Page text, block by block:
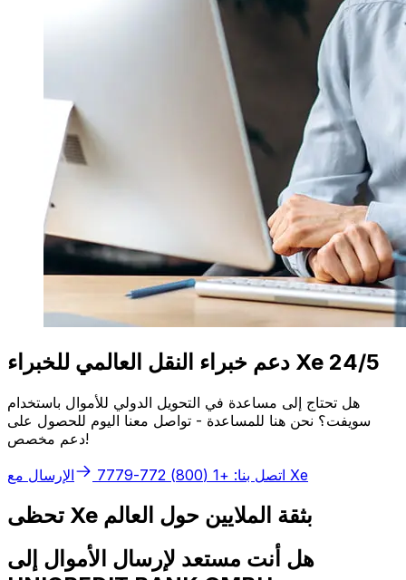
دعم خبراء النقل العالمي للخبراء Xe 24/5
هل تحتاج إلى مساعدة في التحويل الدولي للأموال باستخدام
سويفت؟ نحن هنا للمساعدة - تواصل معنا اليوم للحصول على
دعم مخصص!
اتصل بنا: +1 (800) 772-7779 الإرسال مع Xe
تحظى Xe بثقة الملايين حول العالم
هل أنت مستعد لإرسال الأموال إلى